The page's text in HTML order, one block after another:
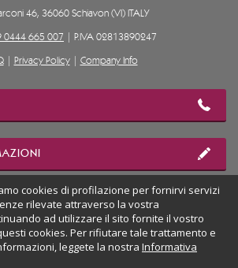
46, 36060 Schiavon (VI) ITALY
0444 665 007 | P.IVA 02813890247
| Privacy Policy| Company Info
cookies di profilazione per fornirvi servizi
rilevate attraverso la vostra
ad utilizzare il sito fornite il vostro
cookies. Per rifiutare tale trattamento e
leggete la nostra Informativa